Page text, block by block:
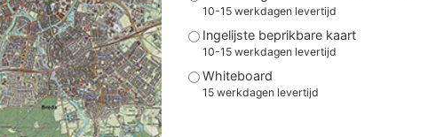
10-15 werkdagen levertijd
Ingelijste beprikbare kaart
10-15 werkdagen levertijd
Whiteboard
15 werkdagen levertijd